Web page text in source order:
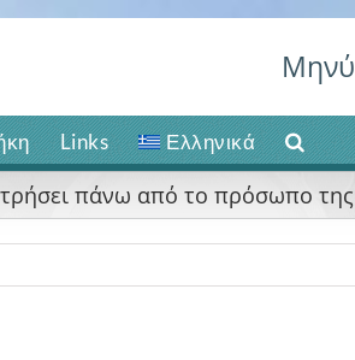
Links Ελληνικά
πάνω από το πρόσωπο